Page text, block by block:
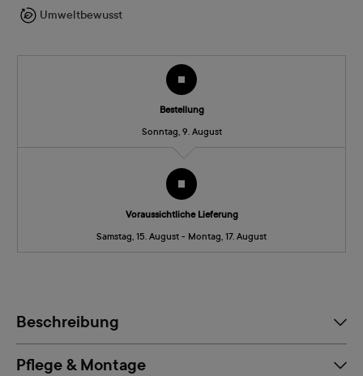
Umweltbewusst
Bestellung
Sonntag, 9. August
Voraussichtliche Lieferung
Samstag, 15. August - Montag, 17. August
Beschreibung
Pflege & Montage